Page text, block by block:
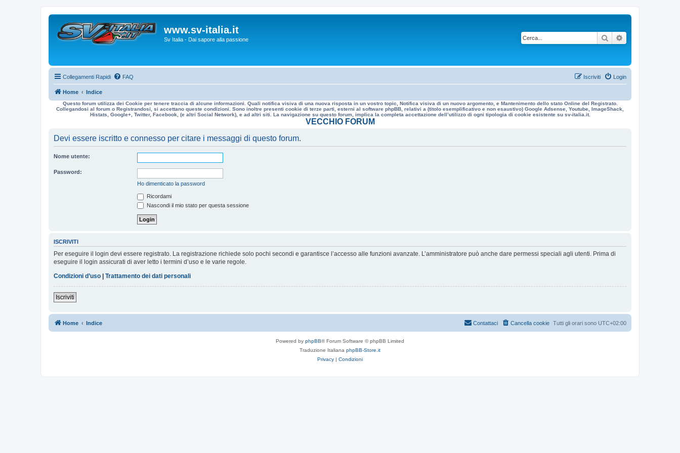
www.sv-italia.it
Sv Italia - Dai sapore alla passione Cerca
Collegamenti Rapidi FAQ Login
Iscriviti
Home Indice
Questo forum utilizza dei Cookie per tenere traccia di alcune informazioni. Quali notifica visiva di una nuova risposta in un vostro topic, Notifica visiva di un nuovo argomento, e Mantenimento dello stato Online del Registrato.
Collegandosi al forum o Registrandosi, si accettano queste condizioni. Sono inoltre presenti cookie di terze parti, esterni al software phpBB, relativi a (titolo esemplificativo e non esaustivo) Google Adsense, Youtube, ImageShack,
Histats, Google+, Twitter, Facebook, (e altri Social Network), e ad altri siti. La navigazione su questo forum, implica la completa accettazione dell’utilizzo di ogni tipologia di cookie esistente su sv-italia.it.
VECCHIO FORUM
Devi essere iscritto e connesso per citare i messaggi di questo forum.
Nome utente:
Password:
Ho dimenticato la password
Ricordami
Nascondi il mio stato per questa sessione
ISCRIVITI
Per eseguire il login devi essere registrato. La registrazione richiede solo pochi secondi e garantisce l’accesso alle funzioni avanzate. L’amministratore può anche dare permessi speciali agli utenti. Prima di
eseguire il login assicurati di aver letto i termini d’uso e le varie regole.
Condizioni d’uso | Trattamento dei dati personali
Iscriviti
Home Indice Tutti gli orari sono UTC+02:00
Cancella cookie
Contattaci
Powered by phpBB® Forum Software © phpBB Limited
Traduzione Italiana phpBB-Store.it
Privacy | Condizioni